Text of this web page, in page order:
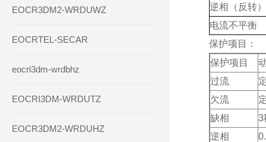
EOCR3DM2-WRDUWZ
EOCRTEL-SECAR
eocri3dm-wrdbhz
EOCRI3DM-WRDUTZ
EOCR3DM2-WRDUHZ
逆相（反转）
电流不平衡
保护项目：
保护项目
过流
欠流
缺相
3
逆相